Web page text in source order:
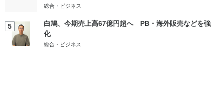
総合・ビジネス
5
白鳩、今期売上高67億円超へ PB・海外販売などを強
化
総合・ビジネス